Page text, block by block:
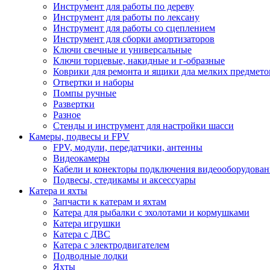
Инструмент для работы по дереву
Инструмент для работы по лексану
Инструмент для работы со сцеплением
Инструмент для сборки амортизаторов
Ключи свечные и универсальные
Ключи торцевые, накидные и г-образные
Коврики для ремонта и ящики дла мелких
Отвертки и наборы
Помпы ручные
Развертки
Разное
Стенды и инструмент для настройки шасси
Камеры, подвесы и FPV
FPV, модули, передатчики, антенны
Видеокамеры
Кабели и конекторы подключения
Подвесы, стедикамы и аксессуары
Катера и яхты
Запчасти к катерам и яхтам
Катера для рыбалки с эхолотами и кормушками
Катера игрушки
Катера с ДВС
Катера с электродвигателем
Подводные лодки
Яхты